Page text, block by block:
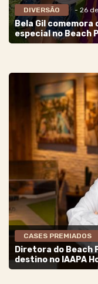
DIVERSÃO - 26
Bela Gil comemora
especial no Beach
CASES PREMIADOS
Diretora do Beach
destino no IAAPA